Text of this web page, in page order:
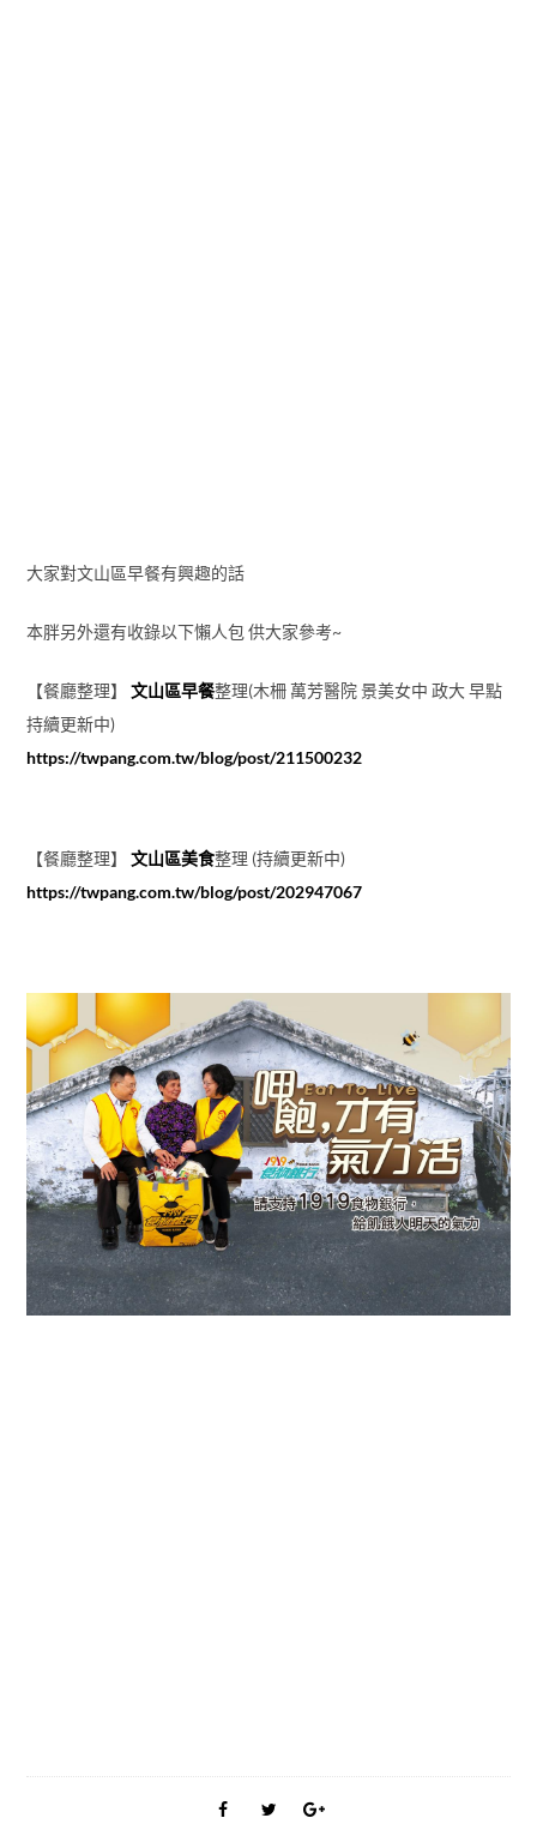
大家對文山區早餐有興趣的話
本胖另外還有收錄以下懶人包 供大家參考~
【餐廳整理】 文山區早餐整理(木柵 萬芳醫院 景美女中 政大 早點
持續更新中)
https://twpang.com.tw/blog/post/211500232
【餐廳整理】 文山區美食整理 (持續更新中)
https://twpang.com.tw/blog/post/202947067